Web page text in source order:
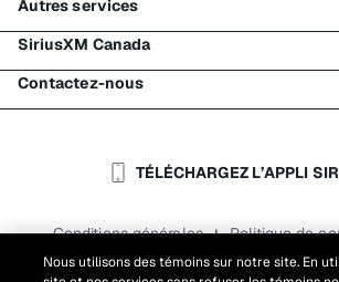
Mon essai SiriusXM
Mon abonnement
Essai gratuit de SiriusXM
Magasiner
Connexion
Enregistrement
Effectuer un paiement
Transfert de service
Autres services
Traffic et Travel
Entreprises
SiriusXM Canada
À propos de SiriusXM
Blogue SiriusXM
Contactez-nous
Aide et soutienTÉLÉCHARGEZ L’APPLI
Conditions générales | Politique de
Conditions d'utilisation du site
Nous utilisons des témoins sur notre site. En